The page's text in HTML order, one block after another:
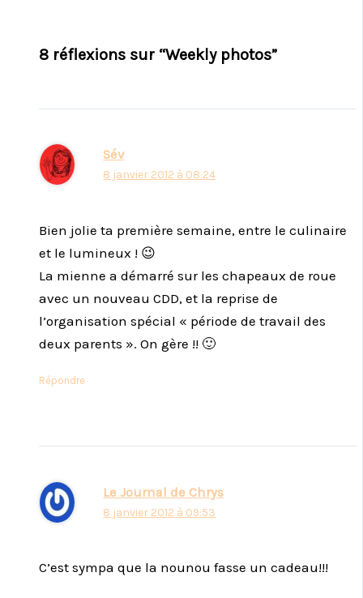
8 réflexions sur “Weekly photos”
Sév
8 janvier 2012 à 08:24
Bien jolie ta première semaine, entre le culinaire
et le lumineux ! 😉
La mienne a démarré sur les chapeaux de roue
avec un nouveau CDD, et la reprise de
l’organisation spécial « période de travail des
deux parents ». On gère !! 🙂
Répondre
Le Journal de Chrys
8 janvier 2012 à 09:53
C’est sympa que la nounou fasse un cadeau!!!